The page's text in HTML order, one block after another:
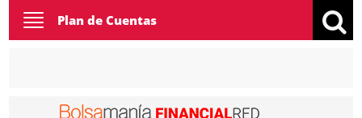
Toggle
navigation
Plan de Cuentas